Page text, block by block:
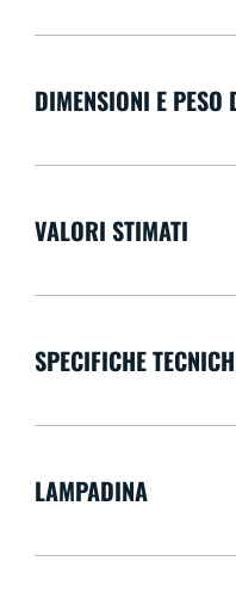
DIMENSIONI E PESO
VALORI STIMATI
SPECIFICHE
LAMPADINA